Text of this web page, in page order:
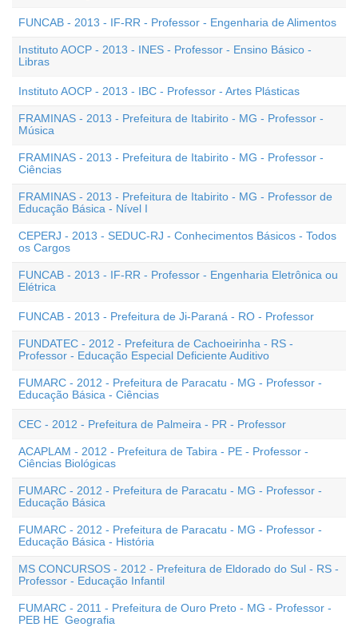
FUNCAB - 2013 - IF-RR - Professor - Engenharia de Alimentos
Instituto AOCP - 2013 - INES - Professor - Ensino Básico -
Libras
Instituto AOCP - 2013 - IBC - Professor - Artes Plásticas
FRAMINAS - 2013 - Prefeitura de Itabirito - MG - Professor -
Música
FRAMINAS - 2013 - Prefeitura de Itabirito - MG - Professor -
Ciências
FRAMINAS - 2013 - Prefeitura de Itabirito - MG - Professor de
Educação Básica - Nível I
CEPERJ - 2013 - SEDUC-RJ - Conhecimentos Básicos - Todos
os Cargos
FUNCAB - 2013 - IF-RR - Professor - Engenharia Eletrônica ou
Elétrica
FUNCAB - 2013 - Prefeitura de Ji-Paraná - RO - Professor
FUNDATEC - 2012 - Prefeitura de Cachoeirinha - RS -
Professor - Educação Especial Deficiente Auditivo
FUMARC - 2012 - Prefeitura de Paracatu - MG - Professor -
Educação Básica - Ciências
CEC - 2012 - Prefeitura de Palmeira - PR - Professor
ACAPLAM - 2012 - Prefeitura de Tabira - PE - Professor -
Ciências Biológicas
FUMARC - 2012 - Prefeitura de Paracatu - MG - Professor -
Educação Básica
FUMARC - 2012 - Prefeitura de Paracatu - MG - Professor -
Educação Básica - História
MS CONCURSOS - 2012 - Prefeitura de Eldorado do Sul - RS -
Professor - Educação Infantil
FUMARC - 2011 - Prefeitura de Ouro Preto - MG - Professor -
PEB HE  Geografia